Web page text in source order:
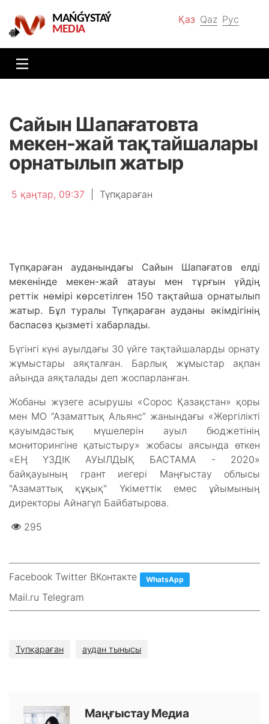
Қаз Qaz Рус
MAŃǴYSTAÝ
MEDIA
Сайын Шапағатовта
мекен-жай тақтайшалары
орнатылып жатыр
5 қаңтар, 09:37 Түпқараған
Түпқараған ауданындағы Сайын Шапағатов елді
мекенінде мекен-жай атауы мен тұрғын үйдің
реттік нөмірі көрсетілген 150 тақтайша орнатылып
жатыр. Бұл туралы Түпқараған ауданы әкімдігінің
баспасөз қызметі хабарлады.
Бүгінгі күні ауылдағы 30 үйге тақтайшаларды орнату
жұмыстары аяқталған. Барлық жұмыстар ақпан
айында аяқталады деп жоспарланған.
Жобаны жүзеге асырушы «Сорос Қазақстан» қоры
мен МО “Азаматтық Альянс” жанындағы «Жергілікті
қауымдастық мүшелерін ауыл бюджетінің
мониторингіне қатыстыру» жобасы аясында өткен
«ЕҢ ҮЗДІК АУЫЛДЫҚ БАСТАМА - 2020»
байқауының грант иегері Маңғыстау облысы
"Азаматтық құқық" Үкіметтік емес ұйымының
директоры Айнагүл Байбатырова.
295
Facebook Twitter ВКонтакте WhatsApp
Mail.ru Telegram
Түпқараған аудан тынысы
Маңғыстау Медиа